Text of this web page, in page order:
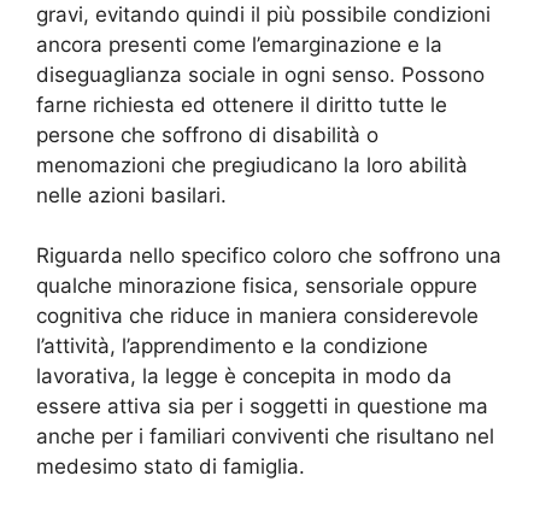
gravi, evitando quindi il più possibile condizioni
ancora presenti come l’emarginazione e la
diseguaglianza sociale in ogni senso. Possono
farne richiesta ed ottenere il diritto tutte le
persone che soffrono di disabilità o
menomazioni che pregiudicano la loro abilità
nelle azioni basilari.
Riguarda nello specifico coloro che soffrono una
qualche minorazione fisica, sensoriale oppure
cognitiva che riduce in maniera considerevole
l’attività, l’apprendimento e la condizione
lavorativa, la legge è concepita in modo da
essere attiva sia per i soggetti in questione ma
anche per i familiari conviventi che risultano nel
medesimo stato di famiglia.